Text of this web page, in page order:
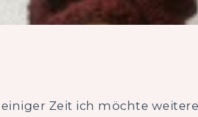
Zeit ich möchte